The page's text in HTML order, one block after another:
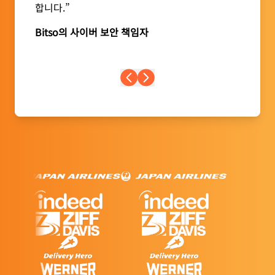
합니다.”
Bitso의 사이버 보안 책임자